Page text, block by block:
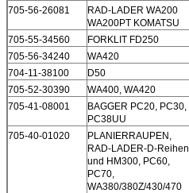
705-56-26081
RAD-LADER WA200
WA200PT KOMATSU
705-55-34560 FORKLIT FD250
705-56-34240
WA420
704-11-38100
D50
705-52-30390
WA400, WA420
705-41-08001
BAGGER PC20, PC30,
PC38UU
705-40-01020
PLANIERRAUPEN,
RAD-LADER-D-Reihen
und HM300, PC60,
PC70,
WA380/380Z/430/470